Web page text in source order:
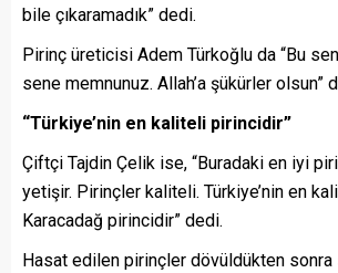
bile çıkaramadık” dedi.
Pirinç üreticisi Adem Türkoğlu da “Bu
sene memnunuz. Allah’a şükürler olsun”
“Türkiye’nin en kaliteli pirincidir”
Çiftçi Tajdin Çelik ise, “Buradaki en iyi
yetişir. Pirinçler kaliteli. Türkiye’nin en
Karacadağ pirincidir” dedi.
Hasat edilen pirinçler dövüldükten